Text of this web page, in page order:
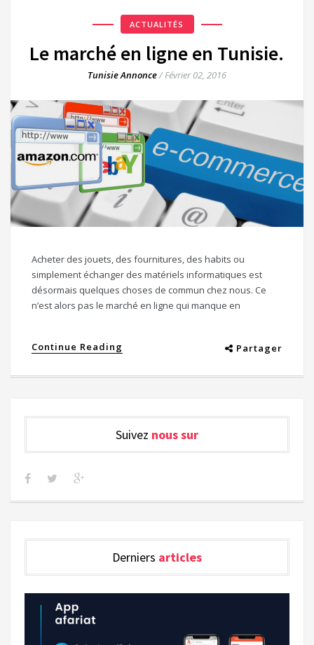
ACTUALITÉS
Le marché en ligne en Tunisie.
Tunisie Annonce/Février 02, 2016
Acheter des jouets, des fournitures, des habits ou
simplement échanger des matériels informatiques est
désormais quelques choses de commun chez nous. Ce
n’est alors pas le marché en ligne qui manque en
Continue Reading Partager
Suivez nous sur
Derniers articles